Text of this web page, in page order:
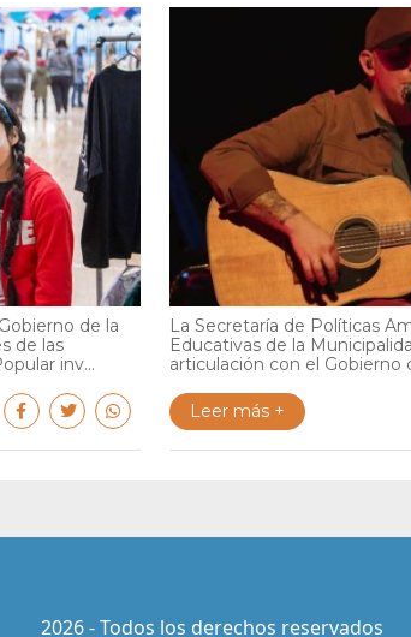
de la
de las
inv...
La Secretaría de Políticas
Educativas de la
articulación con el Gobierno
Leer más +
2026 - Todos los derechos reservados